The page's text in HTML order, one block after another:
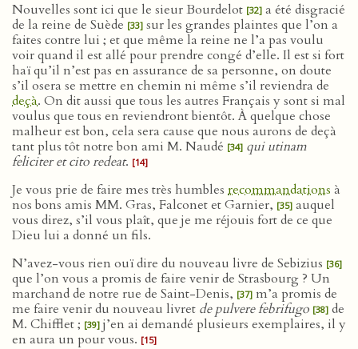
Nouvelles sont ici que le sieur Bourdelot [32] a été disgracié
de la reine de Suède [33] sur les grandes plaintes que l’on a
faites contre lui ; et que même la reine ne l’a pas voulu
voir quand il est allé pour prendre congé d’elle. Il est si fort
haï qu’il n’est pas en assurance de sa personne, on doute
s’il osera se mettre en chemin ni même s’il reviendra de
deçà. On dit aussi que tous les autres Français y sont si mal
voulus que tous en reviendront bientôt. À quelque chose
malheur est bon, cela sera cause que nous aurons de deçà
tant plus tôt notre bon ami M. Naudé [34] qui utinam
feliciter et cito redeat. [14]
Je vous prie de faire mes très humbles recommandations à
nos bons amis MM. Gras, Falconet et Garnier, [35] auquel
vous direz, s’il vous plaît, que je me réjouis fort de ce que
Dieu lui a donné un fils.
N’avez-vous rien ouï dire du nouveau livre de Sebizius [36]
que l’on vous a promis de faire venir de Strasbourg ? Un
marchand de notre rue de Saint-Denis, [37] m’a promis de
me faire venir du nouveau livret de pulvere febrifugo [38] de
M. Chifflet ; [39] j’en ai demandé plusieurs exemplaires, il y
en aura un pour vous. [15]